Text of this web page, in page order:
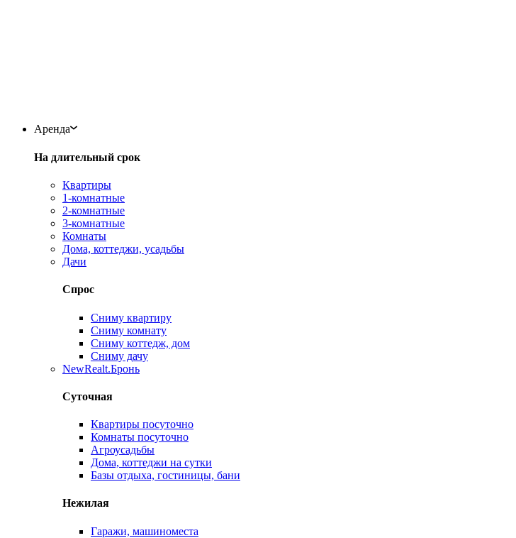
Аренда
На длительный срок
Квартиры
1-комнатные
2-комнатные
3-комнатные
Комнаты
Дома, коттеджи, усадьбы
Дачи
Спрос
Сниму квартиру
Сниму комнату
Сниму коттедж, дом
Сниму дачу
NewRealt.Бронь
Суточная
Квартиры посуточно
Комнаты посуточно
Агроусадьбы
Дома, коттеджи на сутки
Базы отдыха, гостиницы, бани
Нежилая
Гаражи, машиноместа